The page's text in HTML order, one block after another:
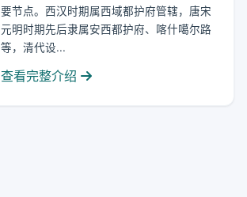
要节点。西汉时期属西域都护府管辖，唐宋
元明时期先后隶属安西都护府、喀什噶尔路
等，清代设...
查看完整介绍